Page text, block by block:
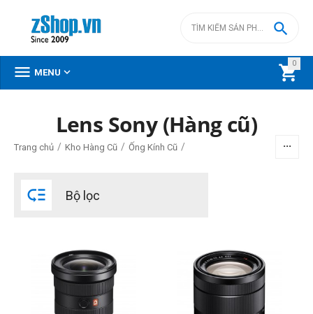
0


 MENU 
đ–
Loại ngàm lens
Sony E
Sony FE
Lens Sony (Hàng cũ)
Trang chủ / Kho Hàng Cũ / Ống Kính Cũ /
 Bộ lọc